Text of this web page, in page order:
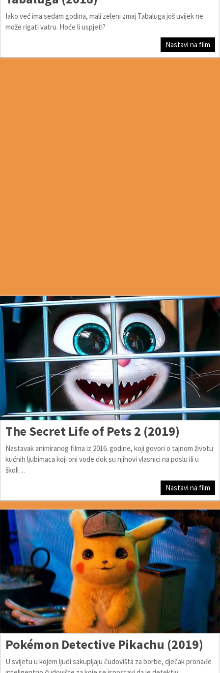
Iako već ima sedam godina, mali zeleni zmaj Tabaluga još uvijek ne
može rigati vatru. Hoće li uspjeti?
Nastavi na film
The Secret Life of Pets 2 (2019)
Nastavak animiranog filma iz 2016. godine, koji govori o tajnom životu
kućnih ljubimaca koji oni vode dok su njihovi vlasnici na poslu ili u
školi…
Nastavi na film
Pokémon Detective Pikachu (2019)
U svijetu u kojem ljudi sakupljaju čudovišta za borbe, dječak pronađe